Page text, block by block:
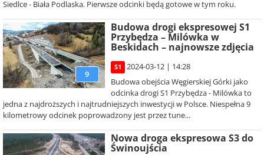
Siedlce - Biała Podlaska. Pierwsze odcinki będą gotowe w tym roku.
9
Budowa drogi ekspresowej S1
Przybędza – Milówka w
Beskidach – najnowsze zdjęcia
S1
2024-03-12 | 14:28
Budowa obejścia Węgierskiej Górki jako
odcinka drogi S1 Przybędza - Milówka to
jedna z najdroższych i najtrudniejszych inwestycji w Polsce. Niespełna 9
kilometrowy odcinek poprowadzony jest przez tune...
Nowa droga ekspresowa S3 do
Świnoujścia